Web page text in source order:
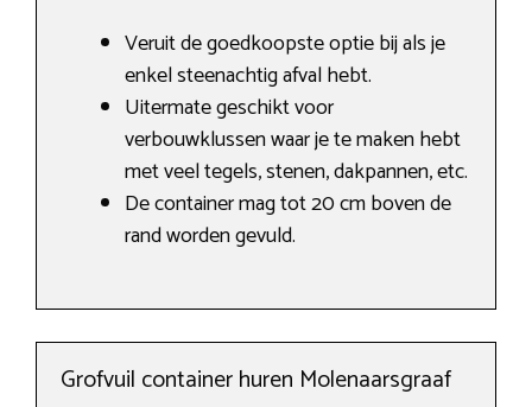
Veruit de goedkoopste optie bij als je
enkel steenachtig afval hebt.
Uitermate geschikt voor
verbouwklussen waar je te maken hebt
met veel tegels, stenen, dakpannen, etc.
De container mag tot 20 cm boven de
rand worden gevuld.
Grofvuil container huren Molenaarsgraaf